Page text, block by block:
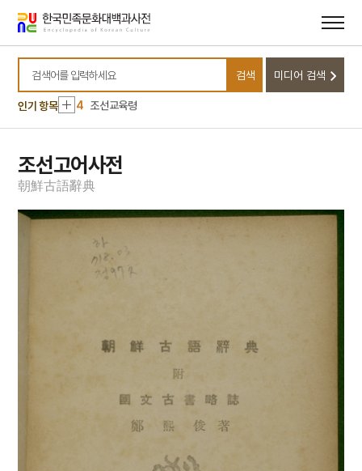
바로가기
바로가기
검색어를 입력하세요
검색 미디어 검색
인기 항목
1 무역학
2 교육
3 성경직해광익
4 조선교육령
5 경순왕
6
고려장 설화
7
구장산술
9
도당굿
무역학
조선교육령
고려장 설화
조선고어사전
朝鮮古語辭典